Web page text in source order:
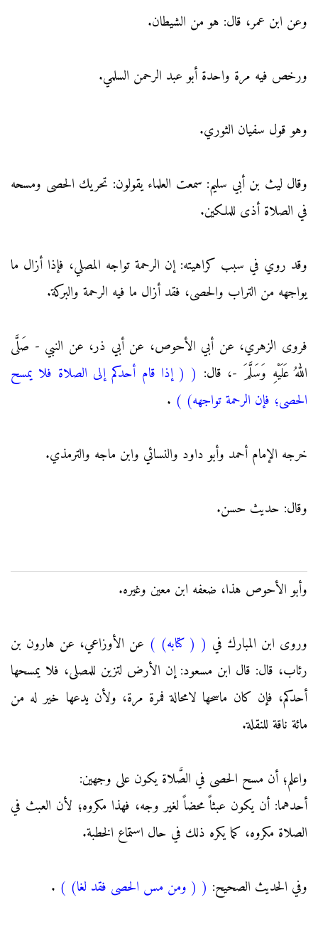
وعن ابن عمر، قال: هو من الشيطان.
ورخص فيه مرة واحدة أبو عبد الرحمن السلمي.
وهو قول سفيان الثوري.
وقال ليث بن أبي سليم: سمعت العلماء يقولون: تحريك الحصى ومسحه
في الصلاة أذى للملكين.
وقد روي في سبب كراهيته: إن الرحمة تواجه المصلي، فإذا أزال ما
يواجهه من التراب والحصى، فقد أزال ما فيه الرحمة والبركة.
فروى الزهري، عن أبي الأحوص، عن أبي ذر، عن النبي - صَلَّى
اللهُ عَلَيْهِ وَسَلَّمَ -، قال: ( ( إذا قام أحدكم إلى الصلاة فلا يمسح
الحصى؛ فإن الرحمة تواجهه) )
.
خرجه الإمام أحمد وأبو داود والنسائي وابن ماجه والترمذي.
وقال: حديث حسن.
وأبو الأحوص هذا، ضعفه ابن معين وغيره.
وروى ابن المبارك في ( ( كتابه) ) عن الأوزاعي، عن هارون بن
رئاب، قال: قال ابن مسعود: إن الأرض لتزين للمصلى، فلا يمسحها
أحدكم، فإن كان ماسحها لامحالة فمرة مرة، ولأن يدعها خير له من
مائة ناقة للنقلة.
واعلم؛ أن مسح الحصى في الصَّلاة يكون على وجهين:
أحدهما: أن يكون عبثاً محضاً لغير وجه، فهذا مكروه؛ لأن العبث في
الصلاة مكروه، كما يكره ذلك في حال استماع الخطبة.
وفي الحديث الصحيح: ( ( ومن مس الحصى فقد لغا) )
.